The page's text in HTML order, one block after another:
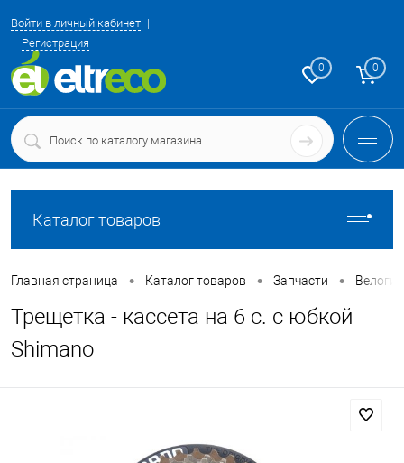
Войти в личный кабинет
Регистрация
0 0
Каталог товаров
Главная страница • Каталог товаров • Запчасти •
Трещетка - кассета на 6 с. с юбкой
Shimano